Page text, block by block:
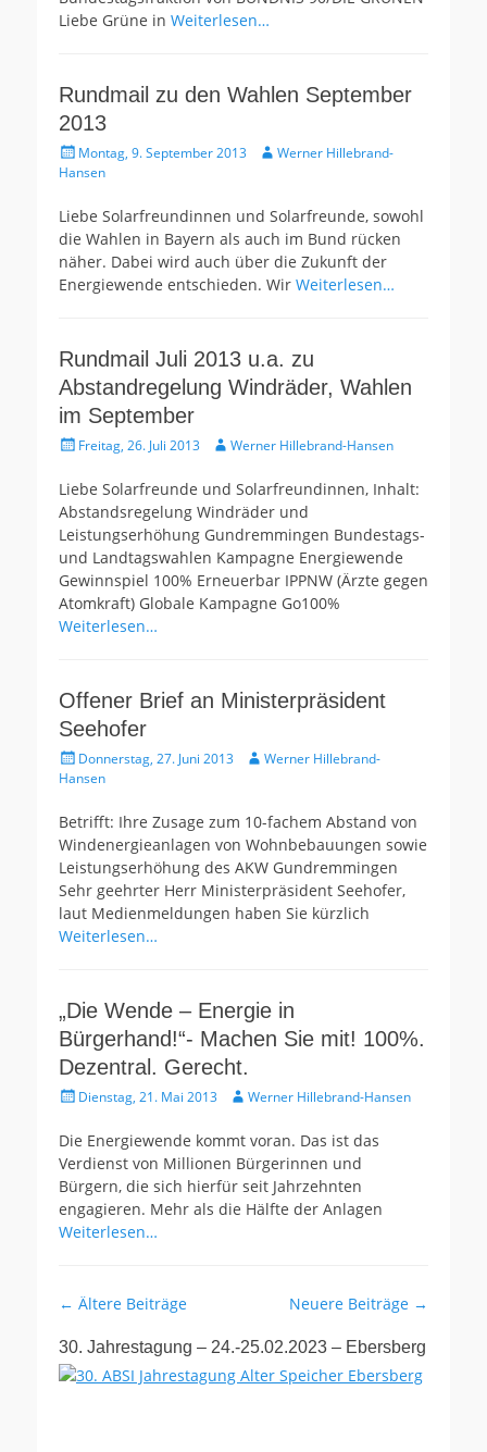
Liebe Grüne in Weiterlesen…
Rundmail zu den Wahlen September
2013
Gepostet
am
Montag, 9. September 2013 AutorWerner Hillebrand-
Hansen
Liebe Solarfreundinnen und Solarfreunde, sowohl
die Wahlen in Bayern als auch im Bund rücken
näher. Dabei wird auch über die Zukunft der
Energiewende entschieden. Wir Weiterlesen…
Rundmail Juli 2013 u.a. zu
Abstandregelung Windräder, Wahlen
im September
Gepostet
Freitag, 26. Juli 2013 AutorWerner Hillebrand-Hansen
Liebe Solarfreunde und Solarfreundinnen, Inhalt:
Abstandsregelung Windräder und
Leistungserhöhung Gundremmingen Bundestags-
und Landtagswahlen Kampagne Energiewende
Gewinnspiel 100% Erneuerbar IPPNW (Ärzte gegen
Atomkraft) Globale Kampagne Go100%
Weiterlesen…
Offener Brief an Ministerpräsident
Seehofer
Gepostet
am
Donnerstag, 27. Juni 2013 AutorWerner Hillebrand-
Hansen
Betrifft: Ihre Zusage zum 10-fachem Abstand von
Windenergieanlagen von Wohnbebauungen sowie
Leistungserhöhung des AKW Gundremmingen
Sehr geehrter Herr Ministerpräsident Seehofer,
laut Medienmeldungen haben Sie kürzlich
Weiterlesen…
„Die Wende – Energie in
Bürgerhand!“- Machen Sie mit! 100%.
Dezentral. Gerecht.
Gepostet
Dienstag, 21. Mai 2013 AutorWerner Hillebrand-Hansen
Die Energiewende kommt voran. Das ist das
Verdienst von Millionen Bürgerinnen und
Bürgern, die sich hierfür seit Jahrzehnten
engagieren. Mehr als die Hälfte der Anlagen
Weiterlesen…
Beitragsnavigation
← Ältere Beiträge Neuere Beiträge →
30. Jahrestagung – 24.-25.02.2023 – Ebersberg